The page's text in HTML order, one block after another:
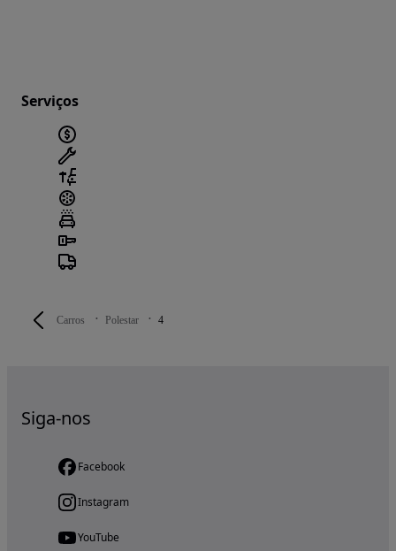
Carros Polestar 4
Serviços
Siga-nos
Facebook
Instagram
YouTube